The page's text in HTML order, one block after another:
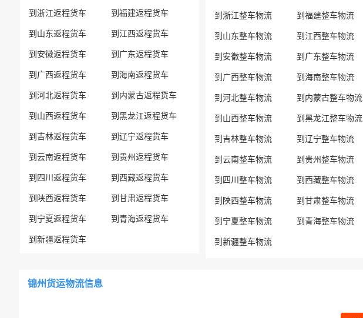
到浙江返程货车 到福建返程货车
到山东返程货车 到江西返程货车
到安徽返程货车 到广东返程货车
到广西返程货车 到海南返程货车
到河北返程货车 到内蒙古返程货车
到山西返程货车 到黑龙江返程货车
到吉林返程货车 到辽宁返程货车
到云南返程货车 到贵州返程货车
到四川返程货车 到西藏返程货车
到陕西返程货车 到甘肃返程货车
到宁夏返程货车 到青海返程货车
到新疆返程货车
到浙江整车物流 到福建整车物流
到山东整车物流 到江西整车物流
到安徽整车物流 到广东整车物流
到广西整车物流 到海南整车物流
到河北整车物流 到内蒙古整车物流
到山西整车物流 到黑龙江整车物流
到吉林整车物流 到辽宁整车物流
到云南整车物流 到贵州整车物流
到四川整车物流 到西藏整车物流
到陕西整车物流 到甘肃整车物流
到宁夏整车物流 到青海整车物流
到新疆整车物流
锦州货运物流信息